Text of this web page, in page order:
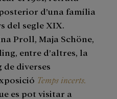
d’una família
del segle XIX.
Proll, Maja Schöne,
entre d’altres, la
de diverses
Temps incerts.
es pot visitar a